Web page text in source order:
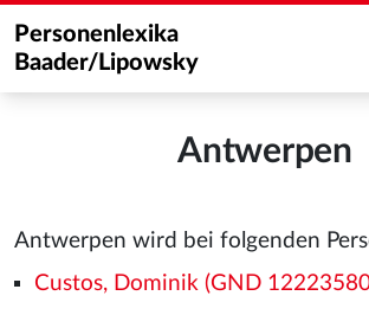
Personenlexika
Baader/Lipowsky
Antwerpen
Antwerpen wird bei folgenden
Custos, Dominik (GND